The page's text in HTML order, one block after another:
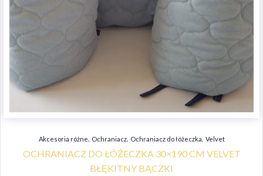
Akcesoria różne, Ochraniacz, Ochraniacz do łóżeczka, Velvet
OCHRANIACZ DO ŁÓŻECZKA 30×190 CM VELVET
BŁĘKITNY BĄCZKI